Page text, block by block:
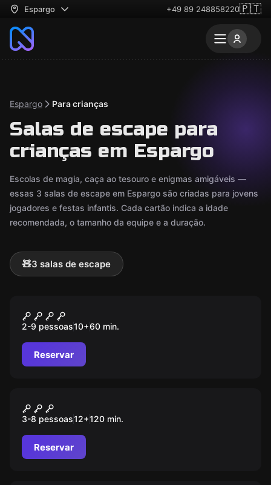
Espargo +49 89 248858220🇵🇹
Espargo Para crianças
Salas de escape para
crianças em Espargo
Escolas de magia, caça ao tesouro e enigmas amigáveis —
essas 3 salas de escape em Espargo são criadas para jovens
jogadores e festas infantis. Cada cartão indica a idade
recomendada, o tamanho da equipe e a duração.
🧸3 salas de escape
Assalto ao Museu
2-9 pessoas10+60 min.
Reservar
Muralhas e Mistérios
3-8 pessoas12+120 min.
Reservar